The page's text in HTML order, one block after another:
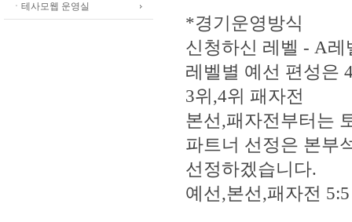
ㆍ테사모웹 운영실
*경기운영방식
신청하신 레벨 - A레
레벨별 예선 편성은
3위,4위 패자전
본선,패자전부터는
파트너 선정은 본부
선정하겠습니다.
예선,본선,패자전